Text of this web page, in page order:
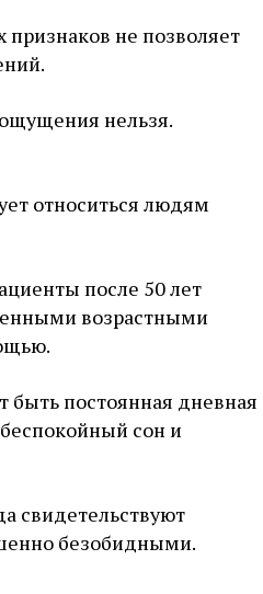
не позволяет
нельзя.
относиться людям
после 50 лет
возрастными
быть постоянная дневная
сон и
свидетельствуют
безобидными.